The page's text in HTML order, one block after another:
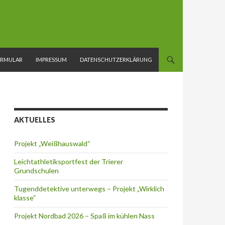
IMPRESSUM DATENSCHUTZERKLÄRUNG
AKTUELLES
Projekt „Weißhauswald“
Leichtathletiksportfest der Trierer
Grundschulen
Tugenddetektive unterwegs – Projekt „Wirklich
klasse“
Projekt Nordbad 2026 – Spaß im kühlen Nass